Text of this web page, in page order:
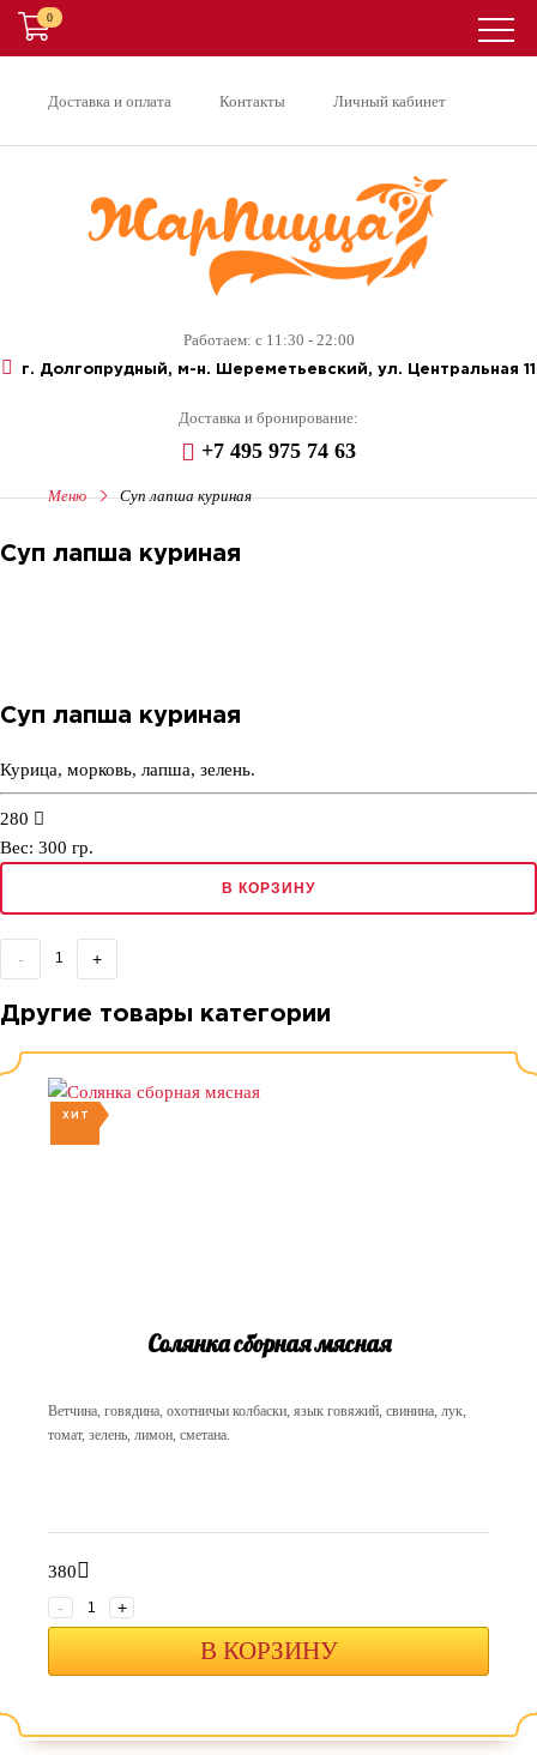
Доставка и оплата Контакты Личный кабинет
Работаем: с 11:30 - 22:00
г. Долгопрудный, м-н. Шереметьевский, ул. Центральная 11
Доставка и бронирование:
+7 495 975 74 63
0
Меню Суп лапша куриная
Суп лапша куриная
ХИТ
Суп лапша куриная
Курица, морковь, лапша, зелень.
280
Вес: 300 гр.
В КОРЗИНУ
- +
Другие товары категории
ХИТ
Солянка сборная мясная
Ветчина, говядина, охотничьи колбаски, язык говяжий, свинина, лук,
томат, зелень, лимон, сметана.
380
-
+
В КОРЗИНУ